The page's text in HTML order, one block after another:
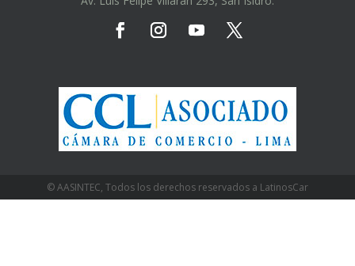
© AASINTEC, Todos los derechos reservados a LatinosCar